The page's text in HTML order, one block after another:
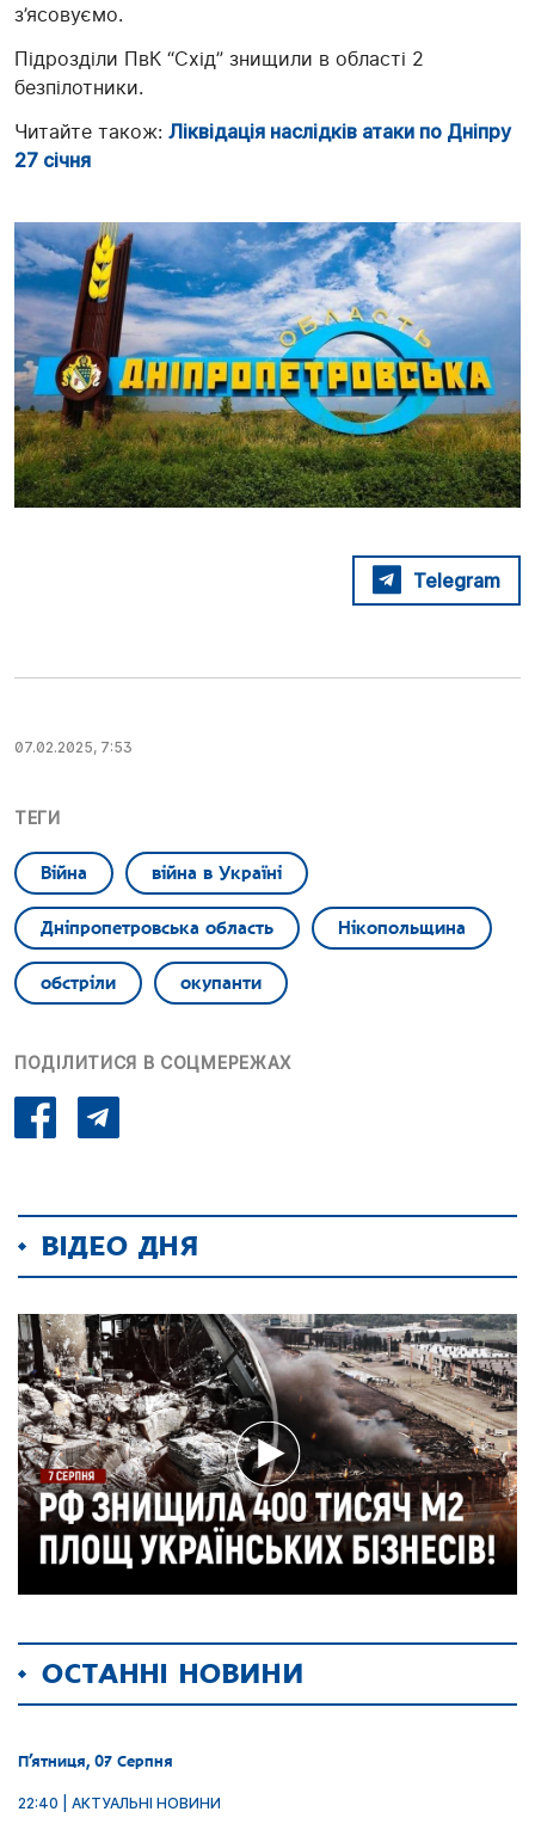
з’ясовуємо.
Підрозділи ПвК “Схід” знищили в області 2
безпілотники.
Читайте також: Ліквідація наслідків атаки по Дніпру
27 січня
Telegram
07.02.2025, 7:53
ТЕГИ
Війна війна в Україні
Дніпропетровська область Нікопольщина
обстріли окупанти
ПОДІЛИТИСЯ В СОЦМЕРЕЖАХ
ВІДЕО ДНЯ
ОСТАННІ НОВИНИ
П’ятниця, 07 Серпня
22:40 | АКТУАЛЬНІ НОВИНИ